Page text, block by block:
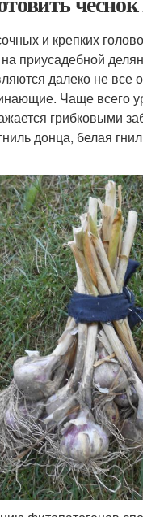
и крепких
приусадебной
далеко не все
Чаще всего
грибковыми
донца, белая